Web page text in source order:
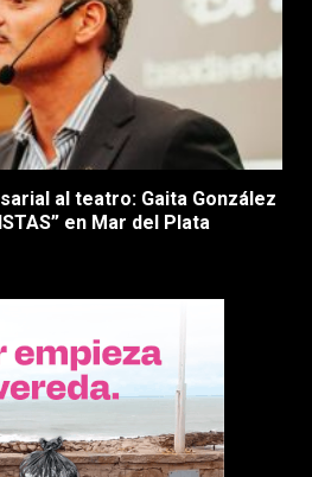
al teatro: Gaita González
en Mar del Plata